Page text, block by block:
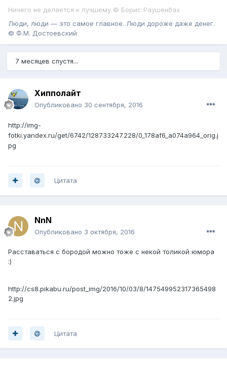
Ничего не делается к лучшему © Борис Раушенбах
Люди, люди — это самое главное. Люди дороже даже денег.
© Ф.М. Достоевский
7 месяцев спустя...
Хипполайт
Опубликовано 30 сентября, 2016
http://img-
fotki.yandex.ru/get/6742/128733247.228/0_178af6_a074a964_orig.j
pg
Цитата
NnN
Опубликовано 3 октября, 2016
Расставаться с бородой можно тоже с некой толикой юмора
:)
http://cs8.pikabu.ru/post_img/2016/10/03/8/147549952317365498
2.jpg
Цитата